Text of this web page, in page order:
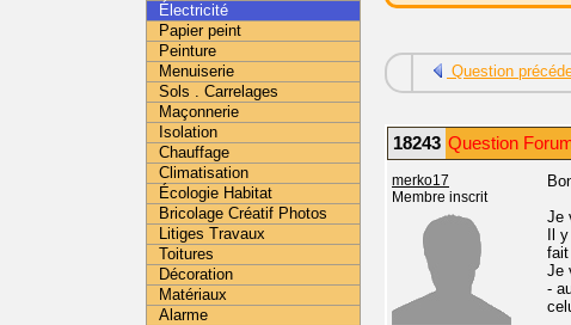
Question
18243 Question
merko17
Membre inscrit
Je
Il
fait
Je
-
Électricité
Papier peint
Peinture
Menuiserie
Sols . Carrelages
Maçonnerie
Isolation
Chauffage
Climatisation
Écologie Habitat
Bricolage Créatif Photos
Litiges Travaux
Toitures
Décoration
Matériaux
Alarme